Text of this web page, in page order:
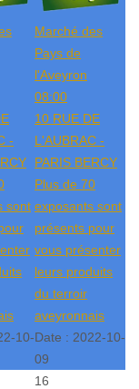
-
sont
10-
Marché des
Pays de
l'Aveyron
08:00
10 RUE DE
L'AUBRAC -
PARIS BERCY
Plus de 70
exposants sont
présents pour
vous présenter
leurs produits
du terroir
aveyronnais
Date : 2022-10-
09
16